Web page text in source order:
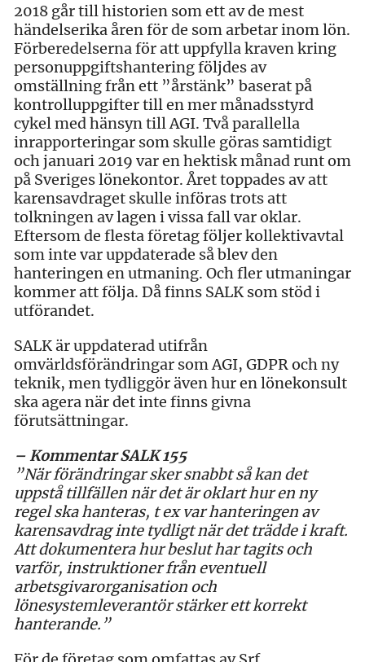
2018 går till historien som ett av de mest
händelserika åren för de som arbetar inom lön.
Förberedelserna för att uppfylla kraven kring
personuppgiftshantering följdes av
omställning från ett ”årstänk” baserat på
kontrolluppgifter till en mer månadsstyrd
cykel med hänsyn till AGI. Två parallella
inrapporteringar som skulle göras samtidigt
och januari 2019 var en hektisk månad runt om
på Sveriges lönekontor. Året toppades av att
karensavdraget skulle införas trots att
tolkningen av lagen i vissa fall var oklar.
Eftersom de flesta företag följer kollektivavtal
som inte var uppdaterade så blev den
hanteringen en utmaning. Och fler utmaningar
kommer att följa. Då finns SALK som stöd i
utförandet.
SALK är uppdaterad utifrån
omvärldsförändringar som AGI, GDPR och ny
teknik, men tydliggör även hur en lönekonsult
ska agera när det inte finns givna
förutsättningar.
– Kommentar SALK 155
”När förändringar sker snabbt så kan det
uppstå tillfällen när det är oklart hur en ny
regel ska hanteras, t ex var hanteringen av
karensavdrag inte tydligt när det trädde i kraft.
Att dokumentera hur beslut har tagits och
varför, instruktioner från eventuell
arbetsgivarorganisation och
lönesystemleverantör stärker ett korrekt
hanterande.”